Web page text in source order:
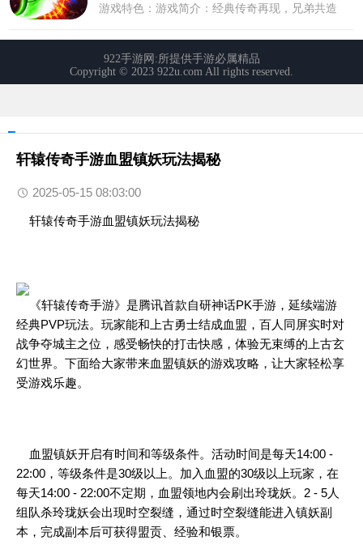
轩辕传奇手游血盟镇妖玩法揭秘
2025-05-15 08:03:00
轩辕传奇手游血盟镇妖玩法揭秘
《轩辕传奇手游》是腾讯首款自研神话PK手游，延续端游
经典PVP玩法。玩家能和上古勇士结成血盟，百人同屏实时对
战争夺城主之位，感受畅快的打击快感，体验无束缚的上古玄
幻世界。下面给大家带来血盟镇妖的游戏攻略，让大家轻松享
受游戏乐趣。
血盟镇妖开启有时间和等级条件。活动时间是每天14:00 -
22:00，等级条件是30级以上。加入血盟的30级以上玩家，在
每天14:00 - 22:00不定期，血盟领地内会刷出玲珑妖。2 - 5人
组队杀玲珑妖会出现时空裂缝，通过时空裂缝能进入镇妖副
本，完成副本后可获得盟贡、经验和银票。